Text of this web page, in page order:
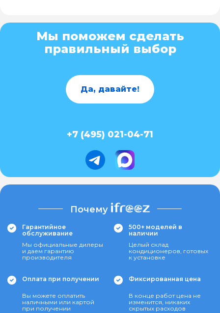
Мы поможем сделать
правильный выбор
Да, давайте!
+7 (495) 021-04-71
Почему
Гарантийное
обслуживание
Мы официальные дилеры
и даем гарантию
производителя
500+ моделей в
наличии
Целый склад
кондиционеров, готовых
к установке
Оплата при получении
Вы можете оплатить
наличными или картой
при получении
Фиксированная цена
В конце работ цена не
изменится, никаких
скрытых расходов